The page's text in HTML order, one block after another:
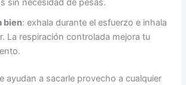
sin necesidad de pesas.
bien: exhala durante el esfuerzo e inhala
La respiración controlada mejora tu
ayudan a sacarle provecho a cualquier